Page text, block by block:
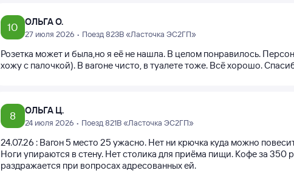
10 ОЛЬГА О.
27 июля 2026 • Поезд 823В «Ласточка ЭС2ГП»
Розетка может и была,но я её не нашла. В целом понравилось.
хожу с палочкой). В вагоне чисто, в туалете тоже. Всё хорошо.
8 ОЛЬГА Ц.
24 июля 2026 • Поезд 821В «Ласточка ЭС2ГП»
24.07.26 : Вагон 5 место 25 ужасно. Нет ни крючка куда можно
Ноги упираются в стену. Нет столика для приёма пищи. Кофе за 350
раздражается при вопросах адресованных ей.